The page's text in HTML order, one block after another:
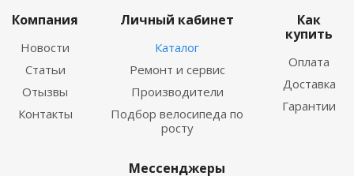
Компания
Новости
Статьи
Отызвы
Контакты
Личный кабинет
Каталог
Ремонт и сервис
Производители
Подбор велосипеда по
росту
Как
купить
Оплата
Доставка
Гарантии
Мессенджеры